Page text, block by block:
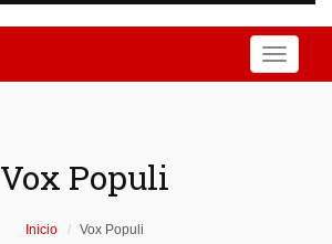
Toggle
Vox Populi
Inicio Vox Populi